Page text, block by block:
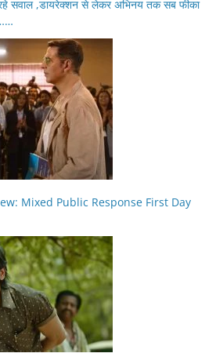
सवाल ,डायरेक्शन से लेकर अभिनय तक सब फीका
Mixed Public Response First Day